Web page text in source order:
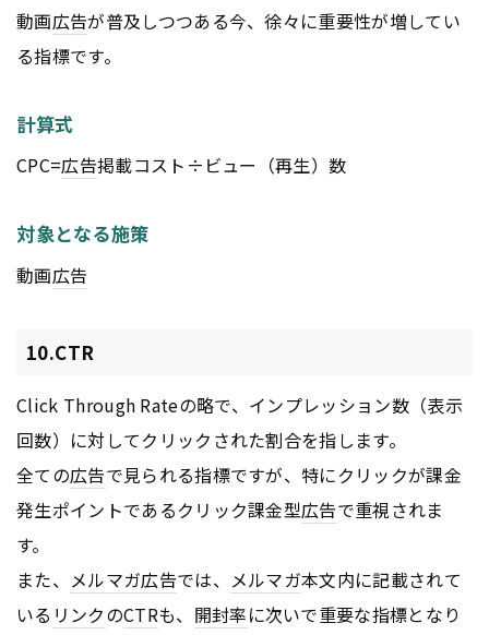
動画広告が普及しつつある今、徐々に重要性が増してい
る指標です。
計算式
CPC=広告掲載コスト÷ビュー（再生）数
対象となる施策
動画広告
10.CTR
Click Through Rateの略で、インプレッション数（表示
回数）に対してクリックされた割合を指します。
全ての広告で見られる指標ですが、特にクリックが課金
発生ポイントであるクリック課金型広告で重視されま
す。
また、 メルマガ広告では、 メルマガ本文内に記載されて
いる リンクのCTRも、 開封率に次いで重要な指標となり